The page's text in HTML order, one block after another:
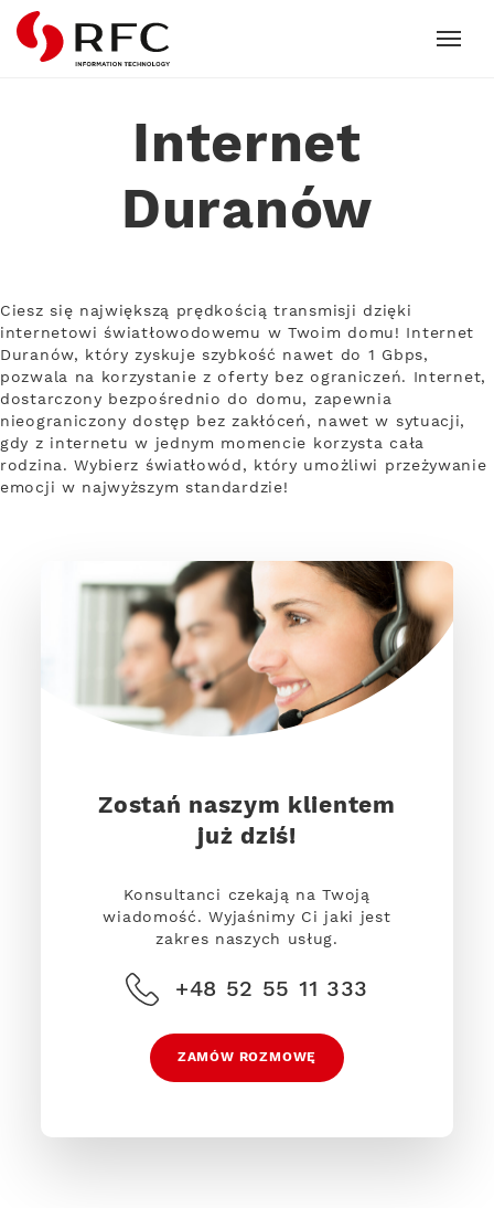
RFC
Internet
Duranów
Ciesz się największą prędkością transmisji dzięki
internetowi światłowodowemu w Twoim domu! Internet
Duranów, który zyskuje szybkość nawet do 1 Gbps,
pozwala na korzystanie z oferty bez ograniczeń. Internet,
dostarczony bezpośrednio do domu, zapewnia
nieograniczony dostęp bez zakłóceń, nawet w sytuacji,
gdy z internetu w jednym momencie korzysta cała
rodzina. Wybierz światłowód, który umożliwi przeżywanie
emocji w najwyższym standardzie!
Zostań naszym klientem
już dziś!
Konsultanci czekają na Twoją
wiadomość. Wyjaśnimy Ci jaki jest
zakres naszych usług.
+48 52 55 11 333
ZAMÓW ROZMOWĘ